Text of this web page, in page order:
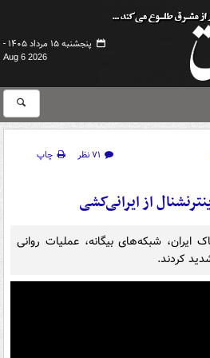
پنجشنبه ۱۵ مرداد ۱۴۰۵ -
Aug 6 2026
۷۱ نظر
چاپ
از ایرانی‌کشی
ایران، شبکه‌های بیگانه، عملیات روانی
کردند.